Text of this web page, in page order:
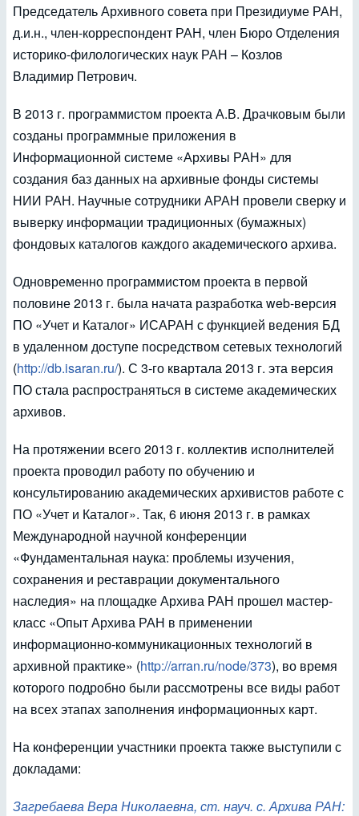
Председатель Архивного совета при Президиуме РАН,
д.и.н., член-корреспондент РАН, член Бюро Отделения
историко-филологических наук РАН – Козлов
Владимир Петрович.
В 2013 г. программистом проекта А.В. Драчковым были
созданы программные приложения в
Информационной системе «Архивы РАН» для
создания баз данных на архивные фонды системы
НИИ РАН. Научные сотрудники АРАН провели сверку и
выверку информации традиционных (бумажных)
фондовых каталогов каждого академического архива.
Одновременно программистом проекта в первой
половине 2013 г. была начата разработка web-версия
ПО «Учет и Каталог» ИСАРАН с функцией ведения БД
в удаленном доступе посредством сетевых технологий
(http://db.isaran.ru/). С 3-го квартала 2013 г. эта версия
ПО стала распространяться в системе академических
архивов.
На протяжении всего 2013 г. коллектив исполнителей
проекта проводил работу по обучению и
консультированию академических архивистов работе с
ПО «Учет и Каталог». Так, 6 июня 2013 г. в рамках
Международной научной конференции
«Фундаментальная наука: проблемы изучения,
сохранения и реставрации документального
наследия» на площадке Архива РАН прошел мастер-
класс «Опыт Архива РАН в применении
информационно-коммуникационных технологий в
архивной практике» (http://arran.ru/node/373), во время
которого подробно были рассмотрены все виды работ
на всех этапах заполнения информационных карт.
На конференции участники проекта также выступили с
докладами:
Загребаева Вера Николаевна, ст. науч. с. Архива РАН: